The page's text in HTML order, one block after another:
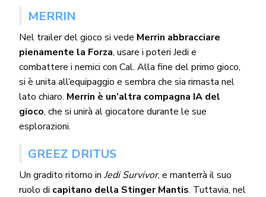
MERRIN
Nel trailer del gioco si vede Merrin abbracciare
pienamente la Forza, usare i poteri Jedi e
combattere i nemici con Cal. Alla fine del primo gioco,
si è unita all’equipaggio e sembra che sia rimasta nel
lato chiaro. Merrin è un’altra compagna IA del
gioco, che si unirà al giocatore durante le sue
esplorazioni.
GREEZ DRITUS
Un gradito ritorno inJedi Survivor, e manterrà il suo
ruolo di capitano della Stinger Mantis. Tuttavia, nel